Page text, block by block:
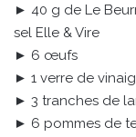
► 40 g de Le
sel Elle & Vire
► 6 œufs
► 1 verre de
► 3 tranches de
► 6 pommes de